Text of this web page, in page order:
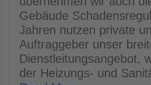
Gebäude
Jahren nutzen private
Auftraggeber unser
Dienstleitungsangebot,
der Heizungs- und